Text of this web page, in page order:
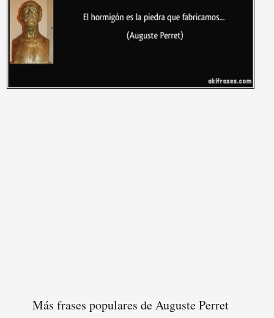
Más frases populares de Auguste Perret